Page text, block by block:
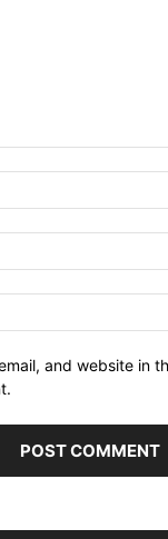
and website in